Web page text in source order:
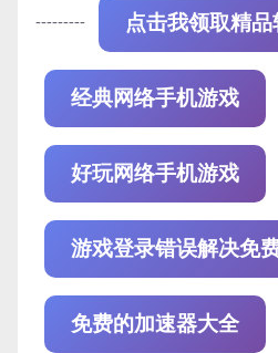
--------- 点击我领取精品
经典网络手机游戏
好玩网络手机游戏
游戏登录错误解决免
免费的加速器大全